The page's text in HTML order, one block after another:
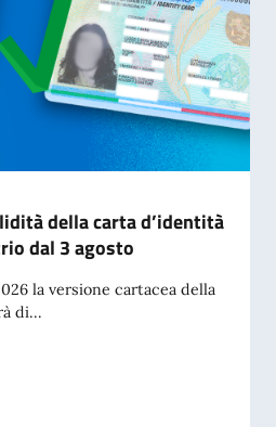
della carta d’identità
dal 3 agosto
la versione cartacea della
di...
della carta d’identità cartacea